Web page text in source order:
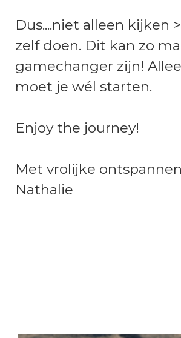
Dus....niet alleen kijken
zelf doen. Dit kan zo
gamechanger zijn!
moet je wél starten.
Enjoy the journey!
Met vrolijke
Nathalie